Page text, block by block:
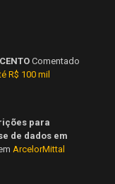
Comentado
R$ 100 mil
para
de dados em
ArcelorMittal